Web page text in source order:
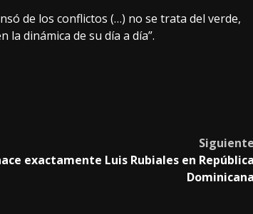
de los conflictos (…) no se trata del verde,
dinámica de su día a día”.
exactamente Luis Rubiales en